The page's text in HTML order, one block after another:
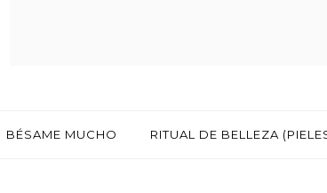
BÉSAME MUCHO RITUAL DE BELLEZA